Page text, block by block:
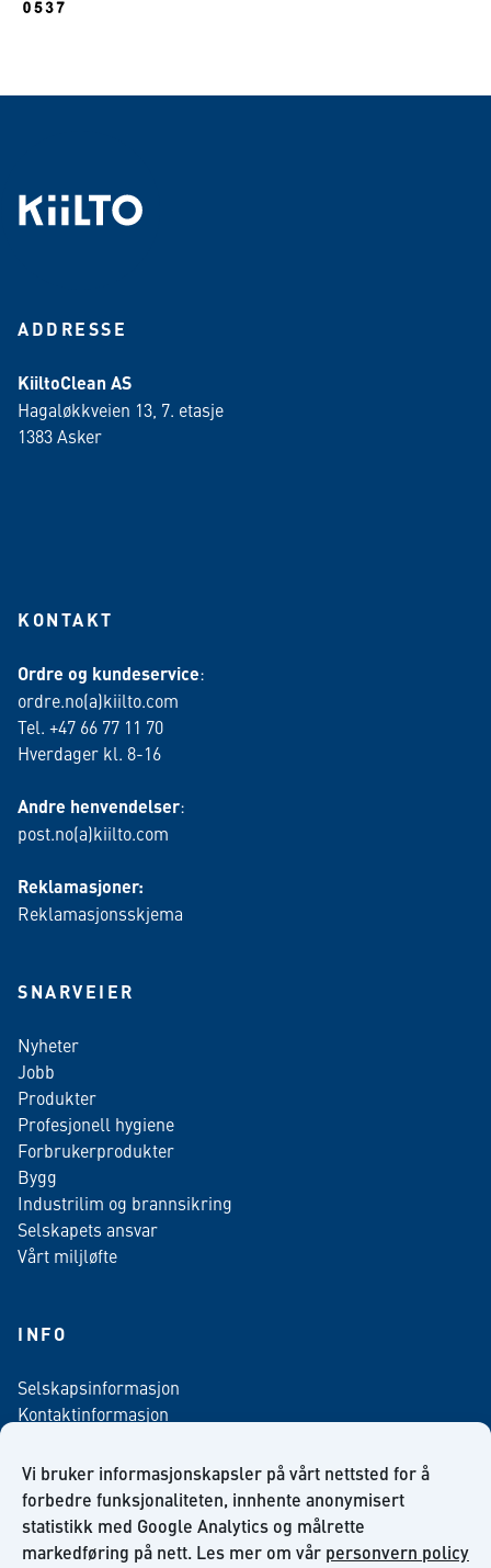
Vi bruker informasjonskapsler på vårt nettsted for å
forbedre funksjonaliteten, innhente anonymisert
statistikk med Google Analytics og målrette
markedføring på nett. Les mer om vår personvern policy
ADDRESSE
KiiltoClean AS
Hagaløkkveien 13, 7. etasje
1383 Asker
KONTAKT
Ordre og kundeservice:
ordre.no(a)kiilto.com
Tel. +47 66 77 11 70
Hverdager kl. 8-16
Andre henvendelser:
post.no(a)kiilto.com
Reklamasjoner:
Reklamasjonsskjema
SNARVEIER
Nyheter
Jobb
Produkter
Profesjonell hygiene
Forbrukerprodukter
Bygg
Industrilim og brannsikring
Selskapets ansvar
Vårt miljløfte
INFO
Selskapsinformasjon
Kontaktinformasjon
Salgsbetingelser
Nyhetsbrev påmelding